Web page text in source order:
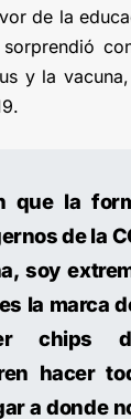
de la
y la
que la
de la
soy
la marca
chips
hacer
a donde